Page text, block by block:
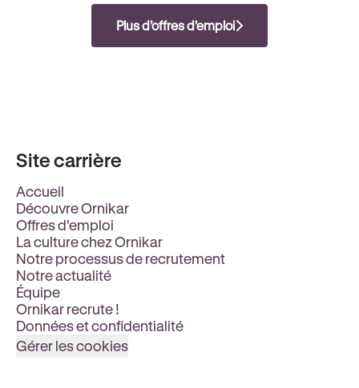
Plus d’offres d'emploi
Site carrière
Accueil
Découvre Ornikar
Offres d'emploi
La culture chez Ornikar
Notre processus de recrutement
Notre actualité
Équipe
Ornikar recrute !
Données et confidentialité
Gérer les cookies